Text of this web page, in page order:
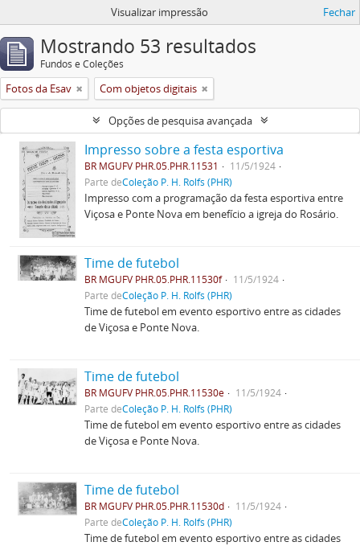
Visualizar impressão Fechar
Mostrando 53 resultados
Fundos e Coleções
Fotos da Esav Com objetos digitais
Opções de pesquisa avançada
Impresso sobre a festa esportiva
BR MGUFV PHR.05.PHR.11531
11/5/1924
Parte deColeção P. H. Rolfs (PHR)
Impresso com a programação da festa esportiva entre
Viçosa e Ponte Nova em benefício a igreja do Rosário.
Time de futebol
BR MGUFV PHR.05.PHR.11530f
11/5/1924
Parte deColeção P. H. Rolfs (PHR)
Time de futebol em evento esportivo entre as cidades
de Viçosa e Ponte Nova.
Time de futebol
BR MGUFV PHR.05.PHR.11530e
11/5/1924
Parte deColeção P. H. Rolfs (PHR)
Time de futebol em evento esportivo entre as cidades
de Viçosa e Ponte Nova.
Time de futebol
BR MGUFV PHR.05.PHR.11530d
11/5/1924
Parte deColeção P. H. Rolfs (PHR)
Time de futebol em evento esportivo entre as cidades